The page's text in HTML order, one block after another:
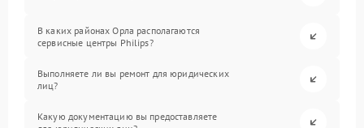
В каких районах Орла располагаются
сервисные центры Philips?
Выполняете ли вы ремонт для юридических
лиц?
Какую документацию вы предоставляете